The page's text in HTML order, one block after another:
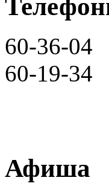
60-36-04
60-19-34
Афиша